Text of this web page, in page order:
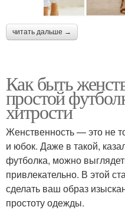
читать дальше →
Как быть
простой
хитрости
Женственность — это не
и юбок. Даже в такой,
футболка, можно
привлекательно. В этой
сделать ваш образ
простоту одежды.